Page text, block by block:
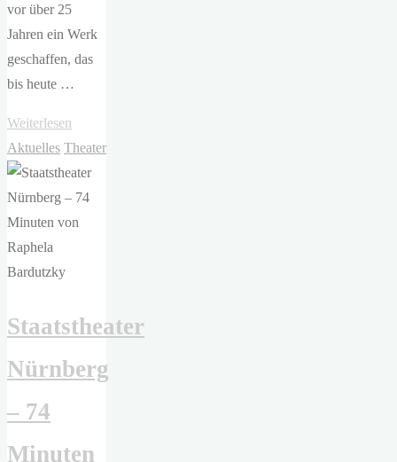
vor über 25
Jahren ein Werk
geschaffen, das
bis heute …
Weiterlesen
Hoffmann
Theater
–
Die
Version)"
Aktuelles Theater
Staatstheater
Nürnberg
– 74
Minuten